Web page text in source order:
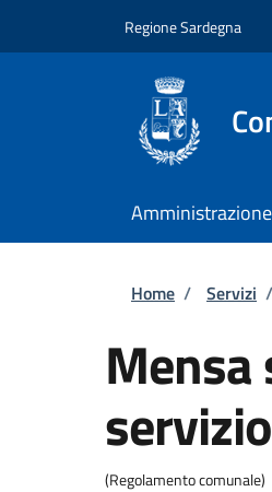
Regione Sardegna
Amministrazione
Home / Servizi /
Mensa
servizio
(Regolamento comunale)